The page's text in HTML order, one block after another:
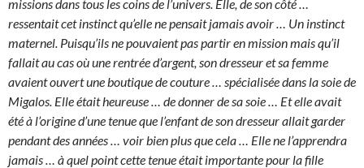
missions dans tous les coins de l’univers. Elle, de son côté …
ressentait cet instinct qu’elle ne pensait jamais avoir … Un instinct
maternel. Puisqu’ils ne pouvaient pas partir en mission mais qu’il
fallait au cas où une rentrée d’argent, son dresseur et sa femme
avaient ouvert une boutique de couture … spécialisée dans la soie de
Migalos. Elle était heureuse … de donner de sa soie … Et elle avait
été à l’origine d’une tenue que l’enfant de son dresseur allait garder
pendant des années … voir bien plus que cela … Elle ne l’apprendra
jamais … à quel point cette tenue était importante pour la fille